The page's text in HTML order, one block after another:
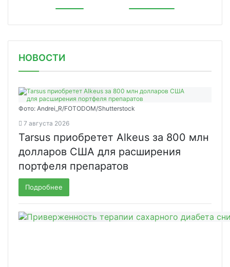
НОВОСТИ
Фото: Andrei_R/FOTODOM/Shutterstock
7 августа 2026
Tarsus приобретет Alkeus за 800 млн
долларов США для расширения
портфеля препаратов
Подробнее